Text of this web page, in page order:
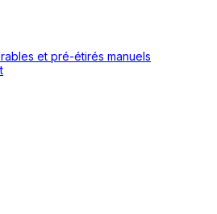
et pré-étirés manuels